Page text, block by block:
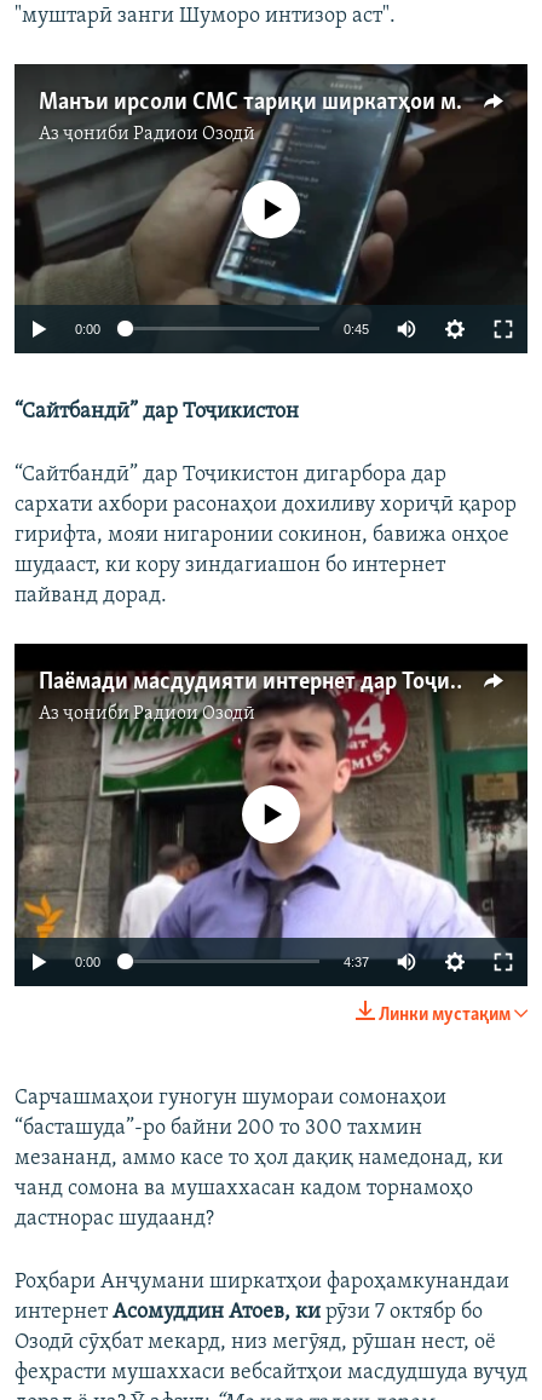
"муштарӣ занги Шуморо интизор аст".
Манъи ирсоли СМС тариқи ширкатҳои мобилӣ
Аз ҷониби Радиои Озодӣ
Феълан кор намекунад
0:00 0:45
“Сайтбандӣ” дар Тоҷикистон
“Сайтбандӣ” дар Тоҷикистон дигарбора дар
сархати ахбори расонаҳои дохиливу хориҷӣ қарор
гирифта, мояи нигаронии сокинон, бавижа онҳое
шудааст, ки кору зиндагиашон бо интернет
пайванд дорад.
Паёмади масдудияти интернет дар Тоҷикистон
Аз ҷонибиРадиои Озодӣ
Феълан кор намекунад
0:00 4:37
Линки мустақим
Сарчашмаҳои гуногун шумораи сомонаҳои
“басташуда”-ро байни 200 то 300 тахмин
мезананд, аммо касе то ҳол дақиқ намедонад, ки
чанд сомона ва мушаххасан кадом торнамоҳо
дастнорас шудаанд?
Роҳбари Анҷумани ширкатҳои фароҳамкунандаи
интернетАсомуддин Атоев, ки рӯзи 7 октябр бо
Озодӣ сӯҳбат мекард, низ мегӯяд, рӯшан нест, оё
феҳрасти мушаххаси вебсайтҳои масдудшуда вуҷуд